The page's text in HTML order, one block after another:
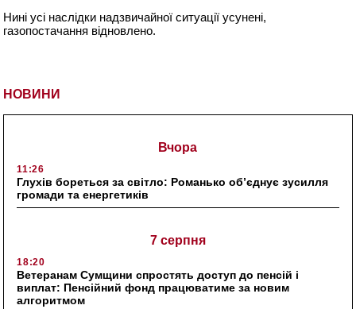
НОВИНИ
Вчора
11:26
Глухів бореться за світло: Романько об’єднує зусилля
громади та енергетиків
7 серпня
18:20
Ветеранам Сумщини спростять доступ до пенсій і
виплат: Пенсійний фонд працюватиме за новим
алгоритмом
Нині усі наслідки надзвичайної ситуації усунені,
газопостачання відновлено.